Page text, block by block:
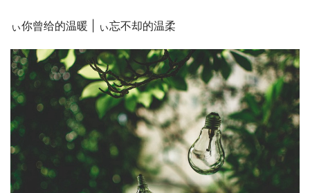
ぃ你曾给的温暖 | ぃ忘不却的温柔